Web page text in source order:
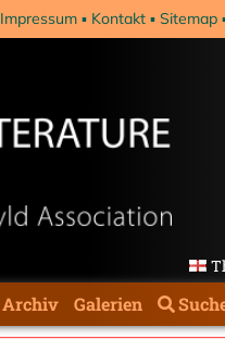
Impressum Kontakt Sitemap
Archiv Galerien